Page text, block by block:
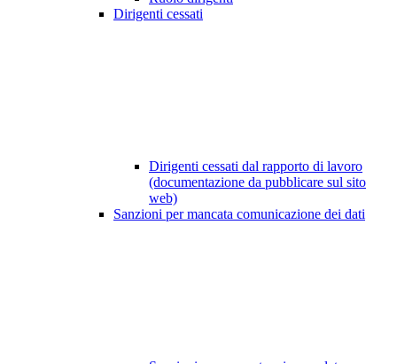
Dirigenti cessati
Dirigenti cessati dal rapporto di lavoro
(documentazione da pubblicare sul sito
web)
Sanzioni per mancata comunicazione dei dati